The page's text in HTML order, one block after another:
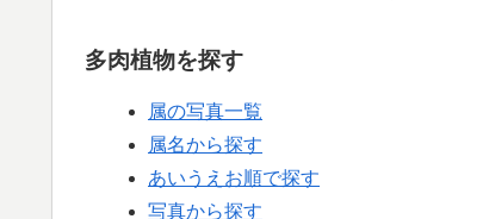
多肉植物を探す
属の写真一覧
属名から探す
あいうえお順で探す
写真から探す